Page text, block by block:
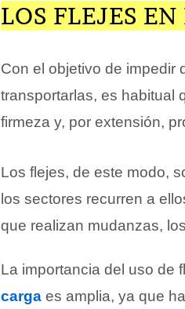
LOS FLEJES
Con el objetivo de impedir
transportarlas, es habitual
firmeza y, por extensión,
Los flejes, de este modo,
los sectores recurren a
que realizan mudanzas,
La importancia del uso de
carga es amplia, ya que